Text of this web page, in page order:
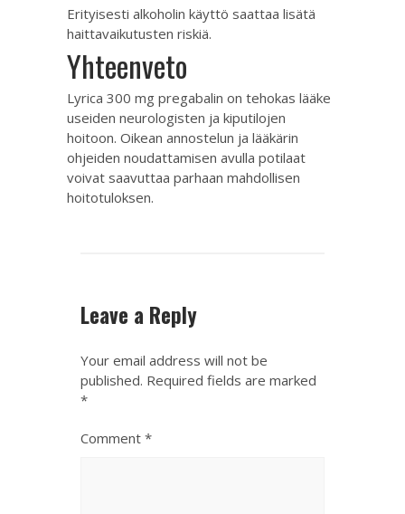
Erityisesti alkoholin käyttö saattaa lisätä
haittavaikutusten riskiä.
Yhteenveto
Lyrica 300 mg pregabalin on tehokas lääke
useiden neurologisten ja kiputilojen
hoitoon. Oikean annostelun ja lääkärin
ohjeiden noudattamisen avulla potilaat
voivat saavuttaa parhaan mahdollisen
hoitotuloksen.
Leave a Reply
Your email address will not be
published. Required fields are marked
*
Comment *